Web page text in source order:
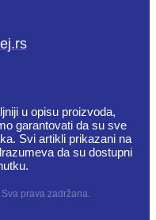
u opisu proizvoda,
garantovati da su sve
Svi artikli prikazani na
da su dostupni
prava zadržana.